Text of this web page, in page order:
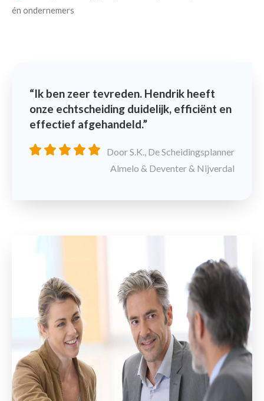
én ondernemers
Ik ben zeer tevreden. Hendrik heeft
onze echtscheiding duidelijk, efficiënt en
effectief afgehandeld.
Door S.K., De Scheidingsplanner
Almelo & Deventer & Nijverdal